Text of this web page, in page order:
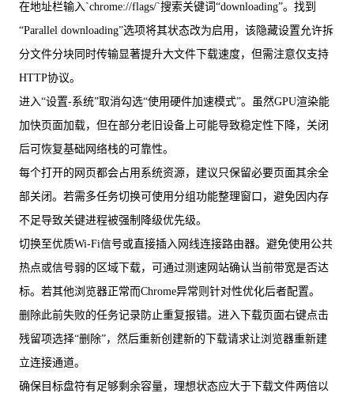
在地址栏输入`chrome://flags/`搜索关键词“downloading”。找到
“Parallel downloading”选项将其状态改为启用，该隐藏设置允许拆
分文件分块同时传输显著提升大文件下载速度，但需注意仅支持
HTTP协议。
进入“设置-系统”取消勾选“使用硬件加速模式”。虽然GPU渲染能
加快页面加载，但在部分老旧设备上可能导致稳定性下降，关闭
后可恢复基础网络栈的可靠性。
每个打开的网页都会占用系统资源，建议只保留必要页面其余全
部关闭。若需多任务切换可使用分组功能整理窗口，避免因内存
不足导致关键进程被强制降级优先级。
切换至优质Wi-Fi信号或直接插入网线连接路由器。避免使用公共
热点或信号弱的区域下载，可通过测速网站确认当前带宽是否达
标。若其他浏览器正常而Chrome异常则针对性优化后者配置。
删除此前失败的任务记录防止重复报错。进入下载页面右键点击
残留项选择“删除”，然后重新创建新的下载请求让浏览器重新建
立连接通道。
确保目标盘符有足够剩余容量，理想状态应大于下载文件两倍以